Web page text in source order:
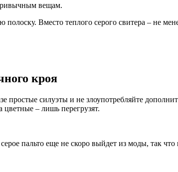
вещам.
Вместо теплого серого свитера – не
кроя
простые силуэты и не злоупотребляйте
цветные – лишь перегрузят.
пальто еще не скоро выйдет из моды, так